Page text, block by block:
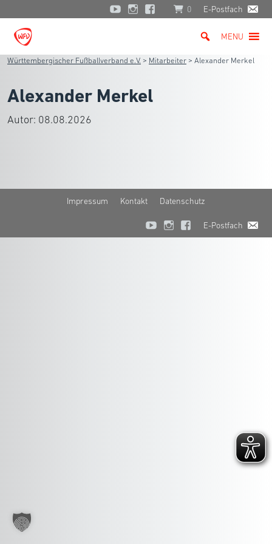
0 E-Postfach
MENU
Württembergischer Fußballverband e.V. > Mitarbeiter > Alexander Merkel
Alexander Merkel
Autor: 08.08.2026
Impressum Kontakt Datenschutz
E-Postfach